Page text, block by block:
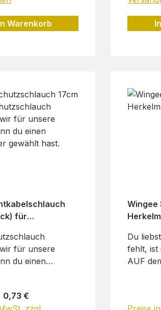
2 Stk.:
Unterlegscheibe
Bikes
723701
Warenkorb
für
für unsere
du einen
Profil-Kanal
Regulärer Preis:
0,73 €
Wingee
Du
fehlt, ist
AUF